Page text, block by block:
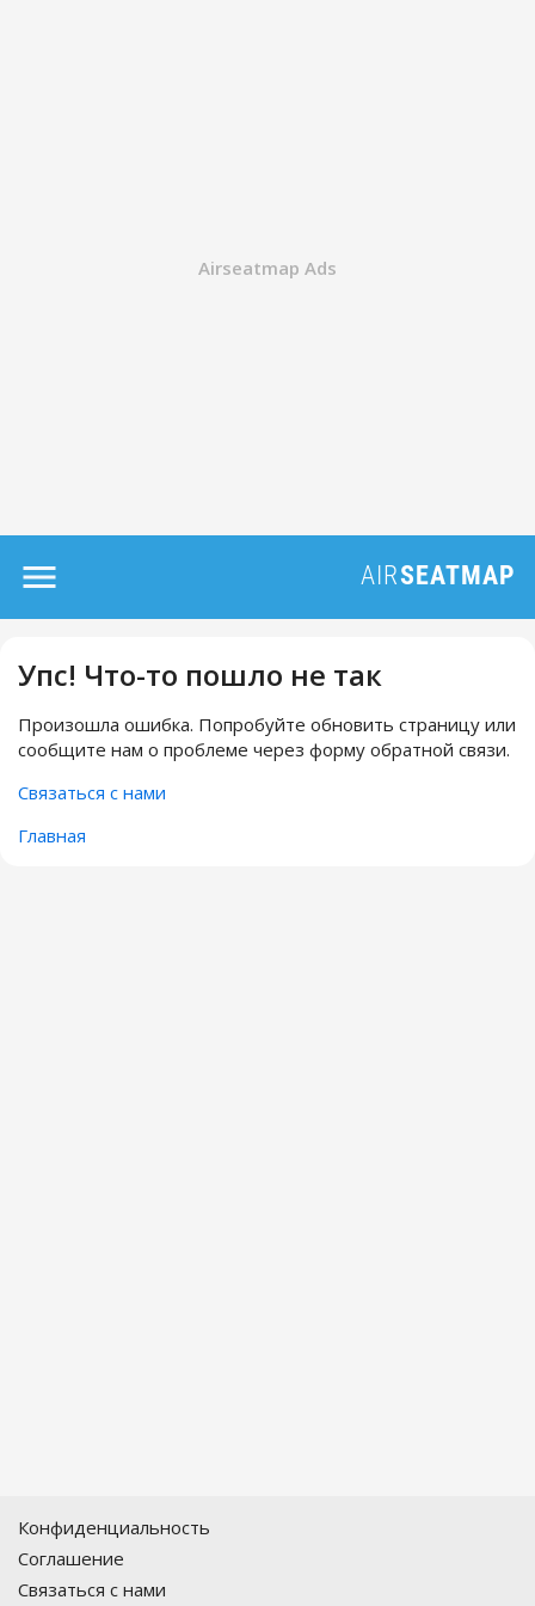
Упс! Что-то пошло не так
Произошла ошибка. Попробуйте обновить страницу или
сообщите нам о проблеме через форму обратной связи.
Связаться с нами
Главная
Конфиденциальность
Соглашение
Связаться с нами